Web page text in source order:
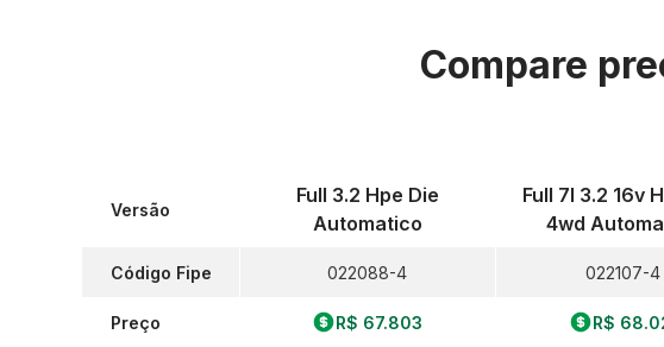
Compare
Versão
Código Fipe
Preço
Full 3.2 Hpe Die
Automatico
022088-4
R$ 67.803
Full 7l 3.2 16v
4wd
022107-4
R$